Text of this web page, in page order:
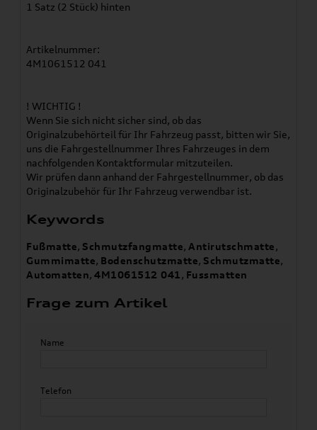
1 Satz (2 Stück) hinten
Artikelnummer:
4M1061512 041
! WICHTIG !
Wenn Sie sich nicht sicher sind, ob das
Originalzubehörteil für Ihr Fahrzeug passt, bitten wir Sie,
uns die Fahrgestellnummer Ihres Fahrzeuges in dem
nachfolgenden Kontaktformular mitzuteilen.
Wir prüfen dann anhand der Fahrgestellnummer, ob das
Originalzubehör für Ihr Fahrzeug verwendbar ist.
Keywords
Fußmatte, Schmutzfangmatte, Antirutschmatte,
Gummimatte, Bodenschutzmatte, Schmutzmatte,
Automatten,4M1061512 041, Fussmatten
Frage zum Artikel
Name
Telefon